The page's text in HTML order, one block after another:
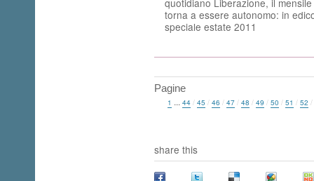
torna a essere autonomo: in
speciale estate 2011
Pagine
1 ... 44 / 45 / 46 / 47 / 48 / 49 / 50 / 51 / 52 /
share this